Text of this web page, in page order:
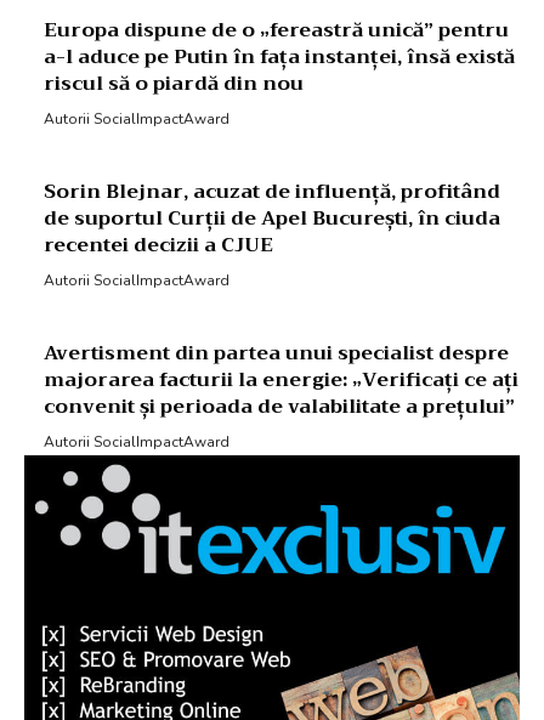
Europa dispune de o „fereastră unică” pentru
a-l aduce pe Putin în fața instanței, însă există
riscul să o piardă din nou
Autorii SocialImpactAward
Sorin Blejnar, acuzat de influență, profitând
de suportul Curții de Apel București, în ciuda
recentei decizii a CJUE
Autorii SocialImpactAward
Avertisment din partea unui specialist despre
majorarea facturii la energie: „Verificați ce ați
convenit și perioada de valabilitate a prețului”
Autorii SocialImpactAward